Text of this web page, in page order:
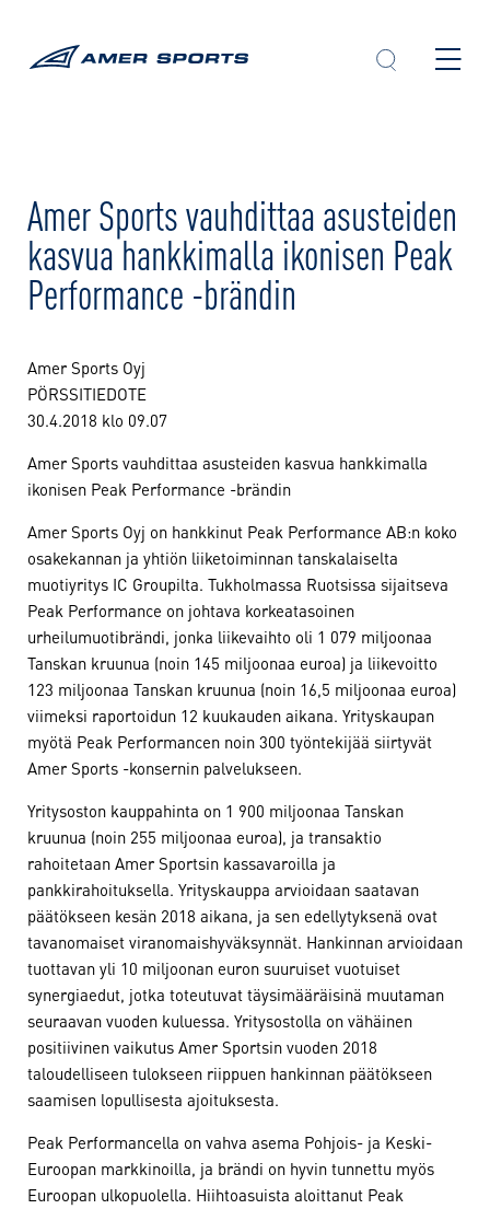
Amer Sports vauhdittaa asusteiden
kasvua hankkimalla ikonisen Peak
Performance -brändin
Amer Sports Oyj
PÖRSSITIEDOTE
30.4.2018 klo 09.07
Amer Sports vauhdittaa asusteiden kasvua hankkimalla
ikonisen Peak Performance -brändin
Amer Sports Oyj on hankkinut Peak Performance AB:n koko
osakekannan ja yhtiön liiketoiminnan tanskalaiselta
muotiyritys IC Groupilta. Tukholmassa Ruotsissa sijaitseva
Peak Performance on johtava korkeatasoinen
urheilumuotibrändi, jonka liikevaihto oli 1 079 miljoonaa
Tanskan kruunua (noin 145 miljoonaa euroa) ja liikevoitto
123 miljoonaa Tanskan kruunua (noin 16,5 miljoonaa euroa)
viimeksi raportoidun 12 kuukauden aikana. Yrityskaupan
myötä Peak Performancen noin 300 työntekijää siirtyvät
Amer Sports -konsernin palvelukseen.
Yritysoston kauppahinta on 1 900 miljoonaa Tanskan
kruunua (noin 255 miljoonaa euroa), ja transaktio
rahoitetaan Amer Sportsin kassavaroilla ja
pankkirahoituksella. Yrityskauppa arvioidaan saatavan
päätökseen kesän 2018 aikana, ja sen edellytyksenä ovat
tavanomaiset viranomaishyväksynnät. Hankinnan arvioidaan
tuottavan yli 10 miljoonan euron suuruiset vuotuiset
synergiaedut, jotka toteutuvat täysimääräisinä muutaman
seuraavan vuoden kuluessa. Yritysostolla on vähäinen
positiivinen vaikutus Amer Sportsin vuoden 2018
taloudelliseen tulokseen riippuen hankinnan päätökseen
saamisen lopullisesta ajoituksesta.
Peak Performancella on vahva asema Pohjois- ja Keski-
Euroopan markkinoilla, ja brändi on hyvin tunnettu myös
Euroopan ulkopuolella. Hiihtoasuista aloittanut Peak